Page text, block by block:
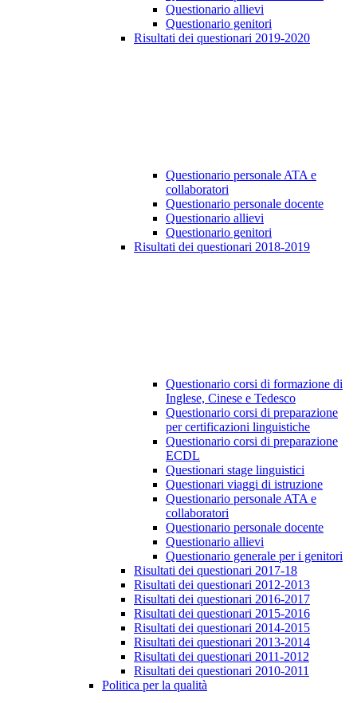
Questionario allievi
Questionario genitori
Risultati dei questionari 2019-2020
Questionario personale ATA e
collaboratori
Questionario personale docente
Questionario allievi
Questionario genitori
Risultati dei questionari 2018-2019
Questionario corsi di formazione di
Inglese, Cinese e Tedesco
Questionario corsi di preparazione
per certificazioni linguistiche
Questionario corsi di preparazione
ECDL
Questionari stage linguistici
Questionari viaggi di istruzione
Questionario personale ATA e
collaboratori
Questionario personale docente
Questionario allievi
Questionario generale per i genitori
Risultati dei questionari 2017-18
Risultati dei questionari 2012-2013
Risultati dei questionari 2016-2017
Risultati dei questionari 2015-2016
Risultati dei questionari 2014-2015
Risultati dei questionari 2013-2014
Risultati dei questionari 2011-2012
Risultati dei questionari 2010-2011
Politica per la qualità